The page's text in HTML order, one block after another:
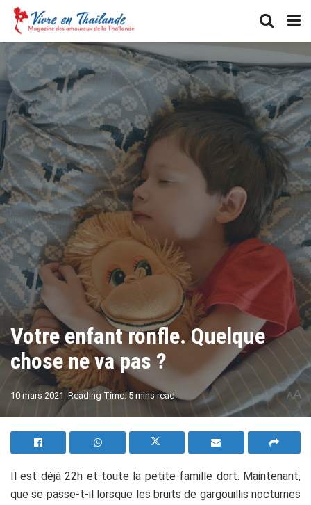
Votre enfant ronfle. Quelque
chose ne va pas ?
10 mars 2021 Reading Time: 5 mins read AA
Il est déjà 22h et toute la petite famille dort. Maintenant,
que se passe-t-il lorsque les bruits de gargouillis nocturnes